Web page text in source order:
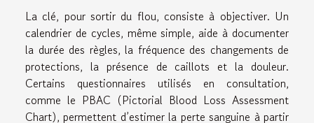
La clé, pour sortir du flou, consiste à objectiver. Un
calendrier de cycles, même simple, aide à documenter
la durée des règles, la fréquence des changements de
protections, la présence de caillots et la douleur.
Certains questionnaires utilisés en consultation,
comme le PBAC (Pictorial Blood Loss Assessment
Chart), permettent d’estimer la perte sanguine à partir